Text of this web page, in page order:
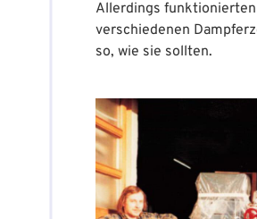
Allerdings
verschiedenen
so, wie sie sollten.